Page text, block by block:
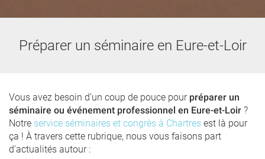
Préparer un séminaire en Eure-et-Loir
Vous avez besoin d’un coup de pouce pour préparer un
séminaire ou événement professionnel en Eure-et-Loir ?
Notre service séminaires et congrès à Chartres est là pour
ça ! À travers cette rubrique, nous vous faisons part
d'actualités autour :